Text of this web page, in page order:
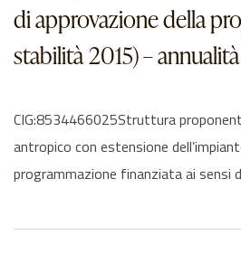
di approvazione della
stabilità 2015) –
CIG:8534466025Struttura
antropico con estensione
programmazione finanziata ai sensi